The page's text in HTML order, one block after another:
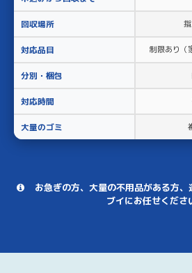
回収場所
対応品目 制限あり（
分別・梱包
対応時間
大量のゴミ
お急ぎの方、大量の不用品がある方
ブイにお任せくださ